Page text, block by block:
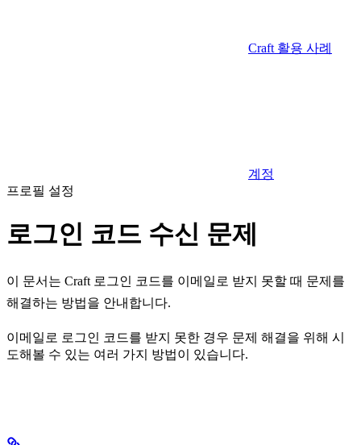
Craft 활용 사례
계정
프로필 설정
로그인 코드 수신 문제
이 문서는 Craft 로그인 코드를 이메일로 받지 못할 때 문제를
해결하는 방법을 안내합니다.
이메일로 로그인 코드를 받지 못한 경우 문제 해결을 위해 시
도해볼 수 있는 여러 가지 방법이 있습니다.